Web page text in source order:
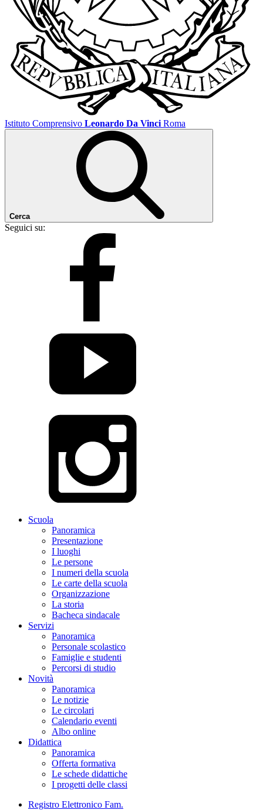
Istituto Comprensivo Leonardo Da Vinci Roma
Cerca
Seguici su:
Scuola
Panoramica
Presentazione
I luoghi
Le persone
I numeri della scuola
Le carte della scuola
Organizzazione
La storia
Bacheca sindacale
Servizi
Panoramica
Personale scolastico
Famiglie e studenti
Percorsi di studio
Novità
Panoramica
Le notizie
Le circolari
Calendario eventi
Albo online
Didattica
Panoramica
Offerta formativa
Le schede didattiche
I progetti delle classi
Registro Elettronico Fam.